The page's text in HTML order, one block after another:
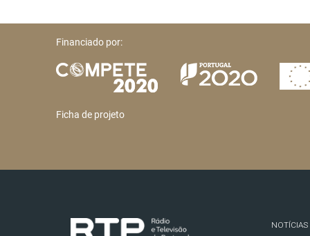
Financiado por:
Ficha de projeto
NOTÍCIAS